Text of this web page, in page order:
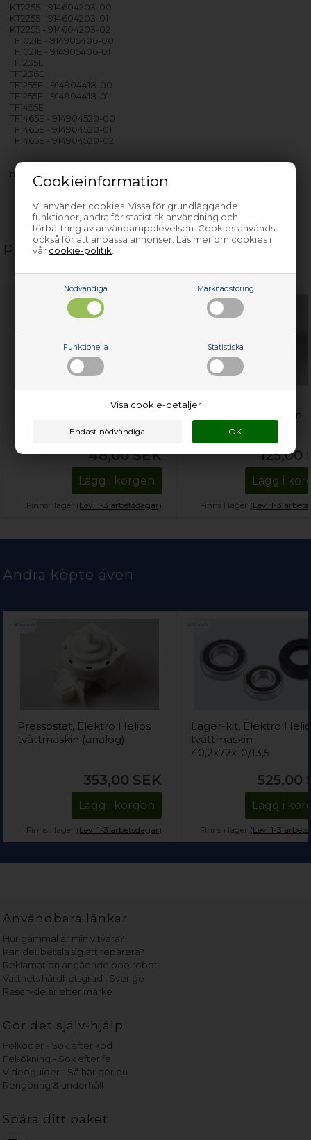
Cookieinformation
Vi använder cookies. Vissa för grundläggande
funktioner, andra för statistisk användning och
förbättring av användarupplevelsen. Cookies används
också för att anpassa annonser. Läs mer om cookies i
vår cookie-politik
Nödvändiga Marknadsföring
Funktionella Statistiska
Visa cookie-detaljer
KT2255 - 914604203-00
KT2255 - 914604203-01
KT2255 - 914604203-02
TF1021E - 914905406-00
TF1021E - 914905406-01
TF1235E
TF1236E
TF1255E - 914904418-00
TF1255E - 914904418-01
TF1455E
TF1465E - 914904520-00
TF1465E - 914904520-01
TF1465E - 914904520-02
med flera…
Populära relaterade produkter
Kabelskor, universal
skötselprodukter
48,00 SEK
Lägg i korgen
Finns i lager (Lev. 1-3 arbetsdagar)
Vibrationsdämpare,
universal tvättmaskin
125,00
Lägg i
Finns i lager (Lev. 1-3
Andra köpte även
Pressostat, Elektro Helios
tvättmaskin (analog)
353,00 SEK
Lägg i korgen
Finns i lager (Lev. 1-3 arbetsdagar)
Lager-kit, Elektro
tvättmaskin -
40,2x72x10/13,5
525,00
Lägg i
Finns i lager (Lev. 1-3
Användbara länkar
Hur gammal är min vitvara?
Kan det betala sig att reparera?
Reklamation angående poolrobot
Vattnets hårdhetsgrad i Sverige
Reservdelar efter märke
Gör det själv-hjälp
Felkoder - Sök efter kod
Felsökning - Sök efter fel
Videoguider - Så här gör du
Rengöring & underhåll
Spåra ditt paket